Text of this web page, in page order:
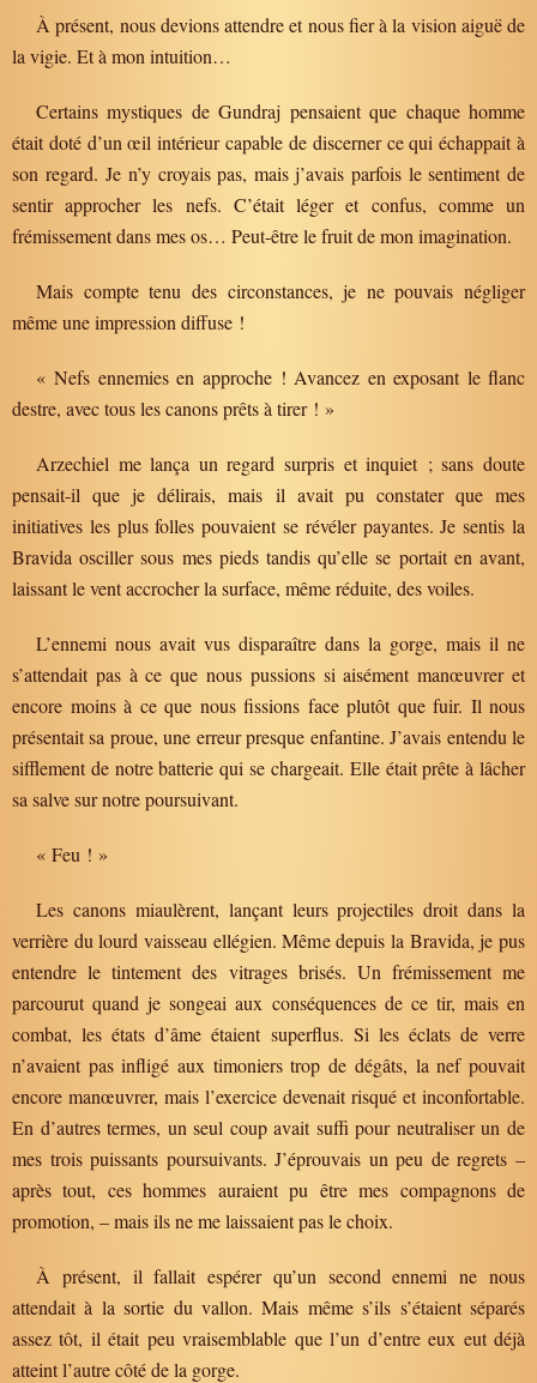
À présent, nous devions attendre et nous fier à la vision aiguë de
la vigie. Et à mon intuition…
Certains mystiques de Gundraj pensaient que chaque homme
était doté d’un œil intérieur capable de discerner ce qui échappait à
son regard. Je n’y croyais pas, mais j’avais parfois le sentiment de
sentir approcher les nefs. C’était léger et confus, comme un
frémissement dans mes os… Peut-être le fruit de mon imagination.
Mais compte tenu des circonstances, je ne pouvais négliger
même une impression diffuse !
« Nefs ennemies en approche ! Avancez en exposant le flanc
destre, avec tous les canons prêts à tirer ! »
Arzechiel me lança un regard surpris et inquiet ; sans doute
pensait-il que je délirais, mais il avait pu constater que mes
initiatives les plus folles pouvaient se révéler payantes. Je sentis la
Bravida osciller sous mes pieds tandis qu’elle se portait en avant,
laissant le vent accrocher la surface, même réduite, des voiles.
L’ennemi nous avait vus disparaître dans la gorge, mais il ne
s’attendait pas à ce que nous pussions si aisément manœuvrer et
encore moins à ce que nous fissions face plutôt que fuir. Il nous
présentait sa proue, une erreur presque enfantine. J’avais entendu le
sifflement de notre batterie qui se chargeait. Elle était prête à lâcher
sa salve sur notre poursuivant.
« Feu ! »
Les canons miaulèrent, lançant leurs projectiles droit dans la
verrière du lourd vaisseau ellégien. Même depuis la Bravida, je pus
entendre le tintement des vitrages brisés. Un frémissement me
parcourut quand je songeai aux conséquences de ce tir, mais en
combat, les états d’âme étaient superflus. Si les éclats de verre
n’avaient pas infligé aux timoniers trop de dégâts, la nef pouvait
encore manœuvrer, mais l’exercice devenait risqué et inconfortable.
En d’autres termes, un seul coup avait suffi pour neutraliser un de
mes trois puissants poursuivants. J’éprouvais un peu de regrets –
après tout, ces hommes auraient pu être mes compagnons de
promotion, – mais ils ne me laissaient pas le choix.
À présent, il fallait espérer qu’un second ennemi ne nous
attendait à la sortie du vallon. Mais même s’ils s’étaient séparés
assez tôt, il était peu vraisemblable que l’un d’entre eux eut déjà
atteint l’autre côté de la gorge.